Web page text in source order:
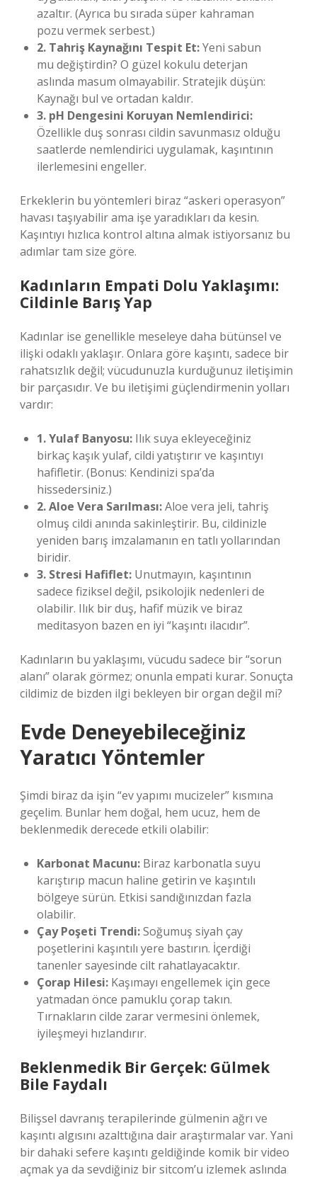
azaltır. (Ayrıca bu sırada süper kahraman
pozu vermek serbest.)
2. Tahriş Kaynağını Tespit Et:Yeni sabun
mu değiştirdin? O güzel kokulu deterjan
aslında masum olmayabilir. Stratejik düşün:
Kaynağı bul ve ortadan kaldır.
3. pH Dengesini Koruyan Nemlendirici:
Özellikle duş sonrası cildin savunmasız olduğu
saatlerde nemlendirici uygulamak, kaşıntının
ilerlemesini engeller.
Erkeklerin bu yöntemleri biraz “askeri operasyon”
havası taşıyabilir ama işe yaradıkları da kesin.
Kaşıntıyı hızlıca kontrol altına almak istiyorsanız bu
adımlar tam size göre.
Kadınların Empati Dolu Yaklaşımı:
Cildinle Barış Yap
Kadınlar ise genellikle meseleye daha bütünsel ve
ilişki odaklı yaklaşır. Onlara göre kaşıntı, sadece bir
rahatsızlık değil; vücudunuzla kurduğunuz iletişimin
bir parçasıdır. Ve bu iletişimi güçlendirmenin yolları
vardır:
1. Yulaf Banyosu: Ilık suya ekleyeceğiniz
birkaç kaşık yulaf, cildi yatıştırır ve kaşıntıyı
hafifletir. (Bonus: Kendinizi spa’da
hissedersiniz.)
2. Aloe Vera Sarılması:Aloe vera jeli, tahriş
olmuş cildi anında sakinleştirir. Bu, cildinizle
yeniden barış imzalamanın en tatlı yollarından
biridir.
3. Stresi Hafiflet: Unutmayın, kaşıntının
sadece fiziksel değil, psikolojik nedenleri de
olabilir. Ilık bir duş, hafif müzik ve biraz
meditasyon bazen en iyi “kaşıntı ilacıdır”.
Kadınların bu yaklaşımı, vücudu sadece bir “sorun
alanı” olarak görmez; onunla empati kurar. Sonuçta
cildimiz de bizden ilgi bekleyen bir organ değil mi?
Evde Deneyebileceğiniz
Yaratıcı Yöntemler
Şimdi biraz da işin “ev yapımı mucizeler” kısmına
geçelim. Bunlar hem doğal, hem ucuz, hem de
beklenmedik derecede etkili olabilir:
Karbonat Macunu: Biraz karbonatla suyu
karıştırıp macun haline getirin ve kaşıntılı
bölgeye sürün. Etkisi sandığınızdan fazla
olabilir.
Çay Poşeti Trendi:Soğumuş siyah çay
poşetlerini kaşıntılı yere bastırın. İçerdiği
tanenler sayesinde cilt rahatlayacaktır.
Çorap Hilesi: Kaşımayı engellemek için gece
yatmadan önce pamuklu çorap takın.
Tırnakların cilde zarar vermesini önlemek,
iyileşmeyi hızlandırır.
Beklenmedik Bir Gerçek: Gülmek
Bile Faydalı
Bilişsel davranış terapilerinde gülmenin ağrı ve
kaşıntı algısını azalttığına dair araştırmalar var. Yani
bir dahaki sefere kaşıntı geldiğinde komik bir video
açmak ya da sevdiğiniz bir sitcom’u izlemek aslında